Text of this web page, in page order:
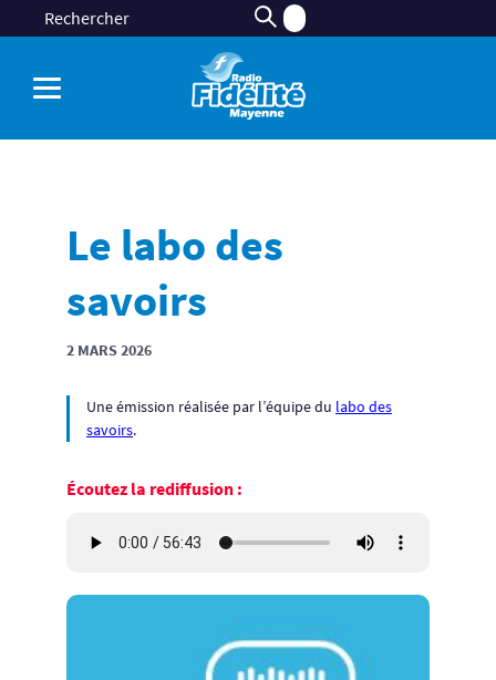
Le labo des
savoirs
2 MARS 2026
Une émission réalisée par l’équipe du labo des
savoirs.
Écoutez la rediffusion :